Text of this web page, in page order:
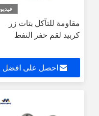
فيديو
مقاومة للتآكل بتات زر
كربيد لقم حفر النفط
احصل على افضل